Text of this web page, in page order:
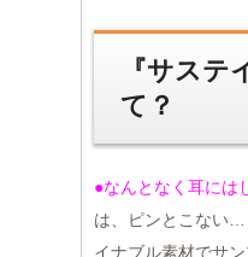
『サステ
て？
●なんとなく耳には
は、ピンとこない
イナブル素材でサ